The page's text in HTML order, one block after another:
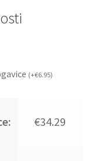
(+€6.95)
€34.29